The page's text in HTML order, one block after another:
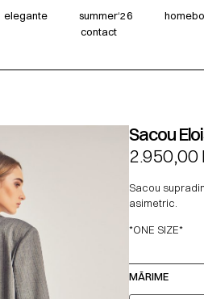
elegante summer‘26
contact
Sacou
2.950,00
Sacou
asimetric.
*ONE SIZE*
MĂRIME